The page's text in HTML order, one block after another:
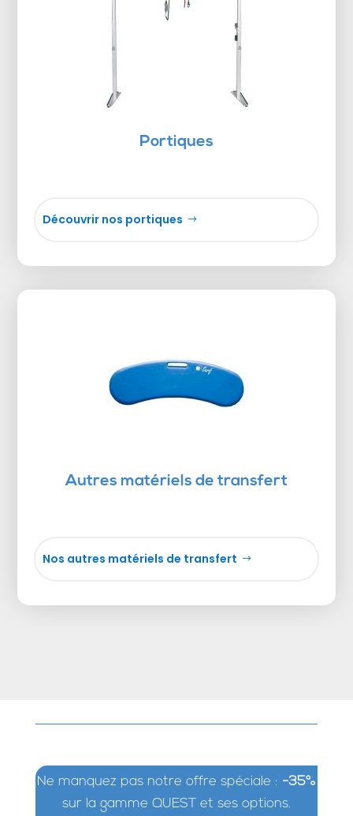
Portiques
Découvrir nos portiques
Autres matériels de transfert
Nos autres matériels de transfert
Ne manquez pas notre offre spéciale : -35%
sur la gamme QUEST et ses options.